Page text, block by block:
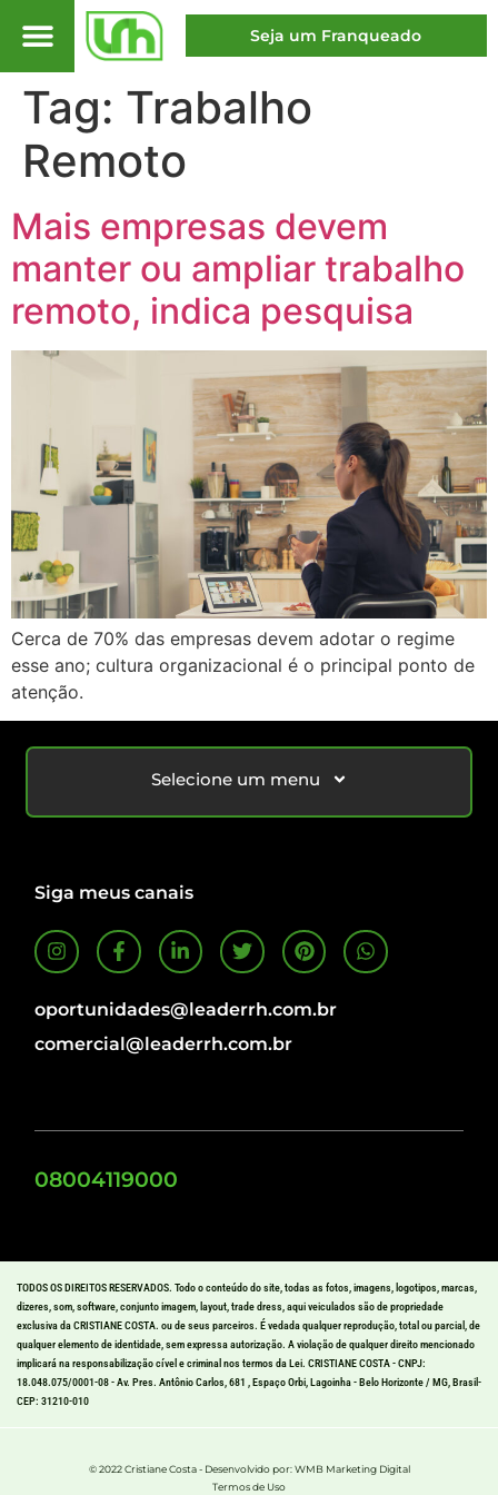
Seja um Franqueado
Tag: Trabalho
Remoto
Mais empresas devem
manter ou ampliar trabalho
remoto, indica pesquisa
Cerca de 70% das empresas devem adotar o regime
esse ano; cultura organizacional é o principal ponto de
atenção.
Selecione um menu
Siga meus canais
oportunidades@leaderrh.com.br
comercial@leaderrh.com.br
08004119000
TODOS OS DIREITOS RESERVADOS. Todo o conteúdo do site, todas as fotos, imagens, logotipos, marcas,
dizeres, som, software, conjunto imagem, layout, trade dress, aqui veiculados são de propriedade
exclusiva da CRISTIANE COSTA. ou de seus parceiros. É vedada qualquer reprodução, total ou parcial, de
qualquer elemento de identidade, sem expressa autorização. A violação de qualquer direito mencionado
implicará na responsabilização cível e criminal nos termos da Lei. CRISTIANE COSTA - CNPJ:
18.048.075/0001-08 - Av. Pres. Antônio Carlos, 681 , Espaço Orbi, Lagoinha - Belo Horizonte / MG, Brasil-
CEP: 31210-010
© 2022 Cristiane Costa - Desenvolvido por: WMB Marketing Digital
Termos de Uso